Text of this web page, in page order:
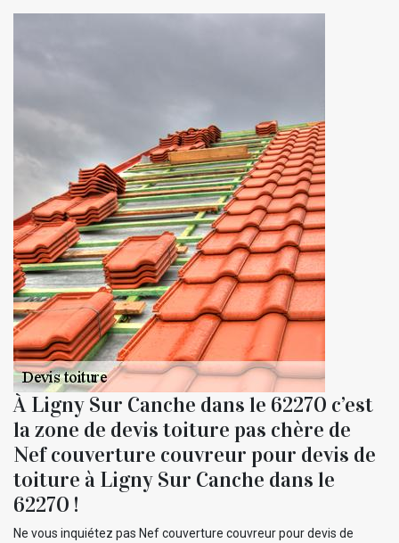
À Ligny Sur Canche dans le 62270 c’est
la zone de devis toiture pas chère de
Nef couverture couvreur pour devis de
toiture à Ligny Sur Canche dans le
62270 !
Ne vous inquiétez pas Nef couverture couvreur pour devis de